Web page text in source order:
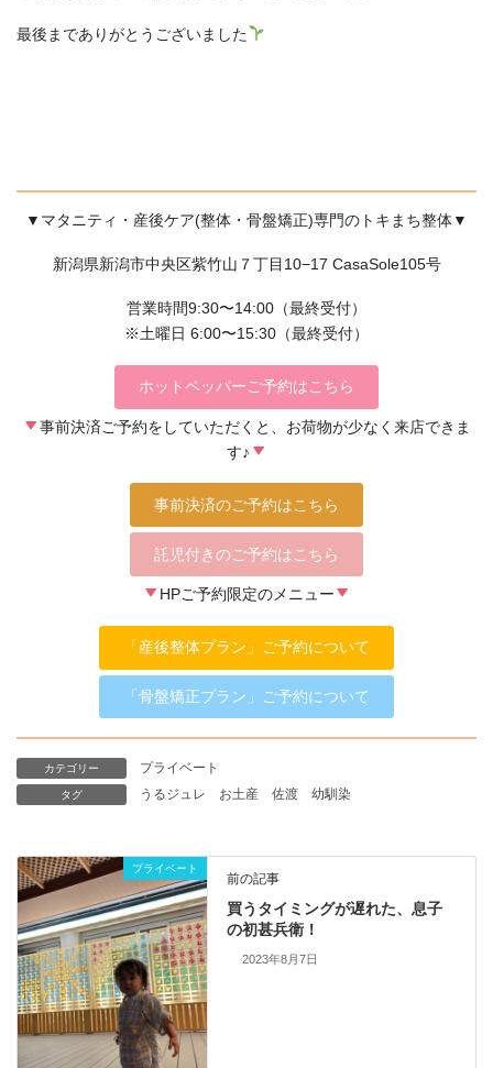
最後までありがとうございました
▼マタニティ・産後ケア(整体・骨盤矯正)専門のトキまち整体▼
新潟県新潟市中央区紫竹山７丁目10−17 CasaSole105号
営業時間9:30〜14:00（最終受付）
※土曜日 6:00〜15:30（最終受付）
ホットペッパーご予約はこちら
事前決済ご予約をしていただくと、お荷物が少なく来店できま
す♪
事前決済のご予約はこちら
託児付きのご予約はこちら
HPご予約限定のメニュー
「産後整体プラン」ご予約について
「骨盤矯正プラン」ご予約について
カテゴリー プライベート
タグ うるジュレ お土産 佐渡 幼馴染
プライベート
前の記事
買うタイミングが遅れた、息子
の初甚兵衛！
2023年8月7日